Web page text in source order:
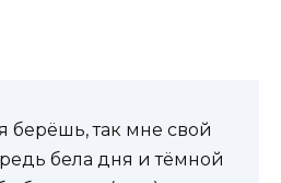
берёшь, так мне свой
бела дня и тёмной